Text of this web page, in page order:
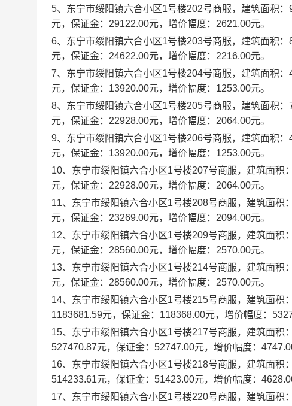
5、东宁市绥阳镇六合小区1号楼202号商服，建筑面积
元，保证金：29122.00元，增价幅度：2621.00元。
6、东宁市绥阳镇六合小区1号楼203号商服，建筑面积
元，保证金：24622.00元，增价幅度：2216.00元。
7、东宁市绥阳镇六合小区1号楼204号商服，建筑面积
元，保证金：13920.00元，增价幅度：1253.00元。
8、东宁市绥阳镇六合小区1号楼205号商服，建筑面积
元，保证金：22928.00元，增价幅度：2064.00元。
9、东宁市绥阳镇六合小区1号楼206号商服，建筑面积
元，保证金：13920.00元，增价幅度：1253.00元。
10、东宁市绥阳镇六合小区1号楼207号商服，建筑面
元，保证金：22928.00元，增价幅度：2064.00元。
11、东宁市绥阳镇六合小区1号楼208号商服，建筑面
元，保证金：23269.00元，增价幅度：2094.00元。
12、东宁市绥阳镇六合小区1号楼209号商服，建筑面
元，保证金：28560.00元，增价幅度：2570.00元。
13、东宁市绥阳镇六合小区1号楼214号商服，建筑面
元，保证金：28560.00元，增价幅度：2570.00元。
14、东宁市绥阳镇六合小区1号楼215号商服，建筑面积
1183681.59元，保证金：118368.00元，增价幅度：
15、东宁市绥阳镇六合小区1号楼217号商服，建筑面积
527470.87元，保证金：52747.00元，增价幅度：
16、东宁市绥阳镇六合小区1号楼218号商服，建筑面积
514233.61元，保证金：51423.00元，增价幅度：
17、东宁市绥阳镇六合小区1号楼220号商服，建筑面